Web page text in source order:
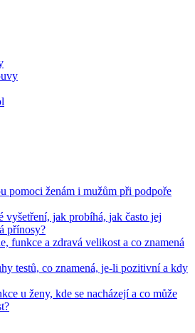
pomoci ženám i mužům při podpoře
vyšetření, jak probíhá, jak často jej
přínosy?
funkce a zdravá velikost a co znamená
testů, co znamená, je-li pozitivní a kdy
u ženy, kde se nacházejí a co může